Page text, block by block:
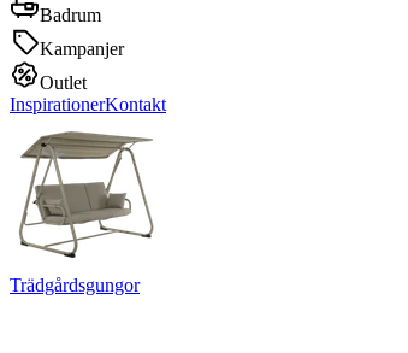
Badrum
Kampanjer
Outlet
InspirationerKontakt
Trädgårdsgungor